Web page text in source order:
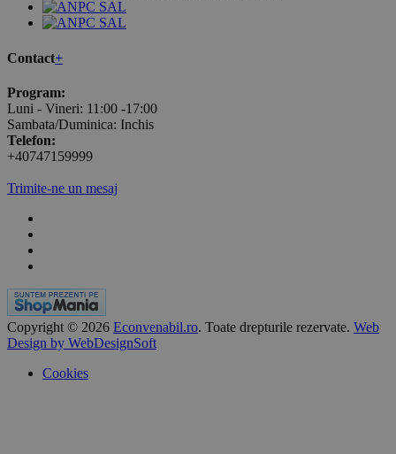
Contact+
Program:
Luni - Vineri: 11:00 -17:00
Sambata/Duminica: Inchis
Telefon:
+40747159999
Trimite-ne un mesaj
Copyright © 2026 Econvenabil.ro. Toate drepturile rezervate. Web
Design by WebDesignSoft
Cookies